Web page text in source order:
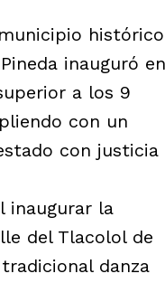
histórico
inauguró en
a los 9
con un
con justicia
inaugurar la
del Tlacolol de
danza